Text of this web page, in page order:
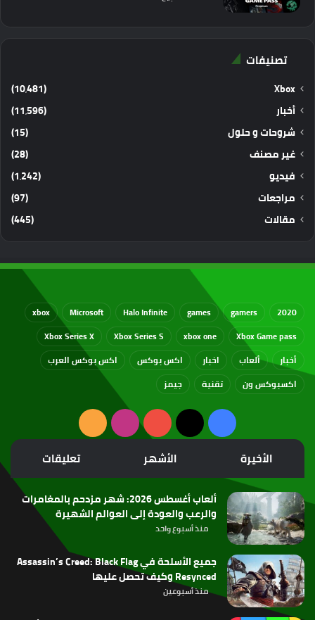
تصنيفات
Xbox
(10٬481)
أخبار
(11٬596)
شروحات و حلول
(15)
غير مصنف
(28)
فيديو
(1٬242)
مراجعات
(97)
مقالات
(445)
2020
gamers
games
Halo Infinite
Microsoft
xbox
Xbox Game pass
xbox one
Xbox Series S
Xbox Series X
أخبار
ألعاب اخبار اكس بوكس
اكس بوكس العرب
اكسبوكس ون
تقنية جيمز
فيسبوك
‫X
‫YouTubeانستقرامملخص
الموقع
RSS
الأخيرة الأشهر تعليقات
ألعاب أغسطس 2026: شهر مزدحم بالمغامرات
والرعب والعودة إلى العوالم الشهيرة
منذ أسبوع واحد
جميع الأسلحة في Assassin’s Creed: Black Flag
Resynced وكيف تحصل عليها
منذ أسبوعين